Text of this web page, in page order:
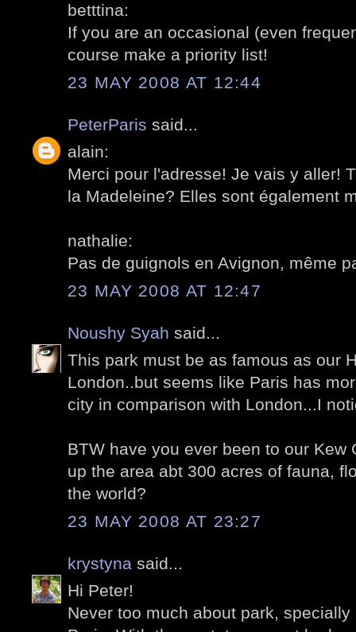
betttina:
If you are an occasional (even
course make a priority list!
23 MAY 2008 AT 12:44
PeterParis said...
alain:
Merci pour l'adresse! Je vais y aller!
la Madeleine? Elles sont également
nathalie:
Pas de guignols en Avignon, même
23 MAY 2008 AT 12:47
Noushy Syah said...
This park must be as famous as our
London..but seems like Paris has
city in comparison with London...I
BTW have you ever been to our Kew
up the area abt 300 acres of fauna,
the world?
23 MAY 2008 AT 23:27
krystyna said...
Hi Peter!
Never too much about park,